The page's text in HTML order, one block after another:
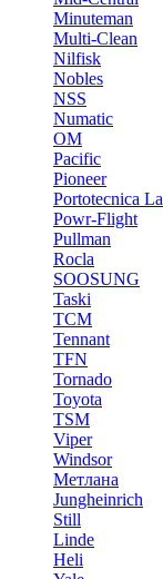
Minuteman
Multi-Clean
Nilfisk
Nobles
NSS
Numatic
OM
Pacific
Pioneer
Portotecnica
Powr-Flight
Pullman
Rocla
SOOSUNG
Taski
TCM
Tennant
TFN
Tornado
Toyota
TSM
Viper
Windsor
Метлана
Jungheinrich
Still
Linde
Heli